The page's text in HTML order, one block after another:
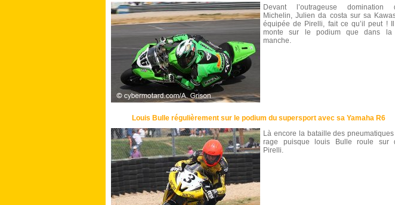
Devant l’outrageuse domination
Michelin, Julien da costa sur sa
équipée de Pirelli, fait ce qu’il peut !
monte sur le podium que dans la
manche.
Louis Bulle régulièrement sur le podium du supersport avec sa Yamaha R6
Là encore la bataille des
rage puisque louis Bulle roule sur
Pirelli.